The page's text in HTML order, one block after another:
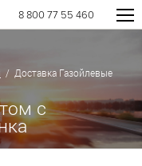
8 800 77 55 460
/ Доставка Газойлевые
с